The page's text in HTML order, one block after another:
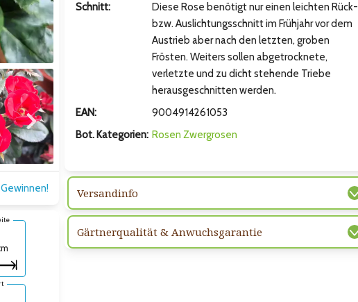
Zum nächsten Bild
Schnitt:
Diese Rose benötigt nur einen leichten Rück-
bzw. Auslichtungsschnitt im Frühjahr vor dem
Austrieb aber nach den letzten, groben
Frösten. Weiters sollen abgetrocknete,
verletzte und zu dicht stehende Triebe
herausgeschnitten werden.
EAN:
9004914261053
Bot. Kategorien: Rosen Zwergrosen
Versandinfo
Gärtnerqualität & Anwuchsgarantie